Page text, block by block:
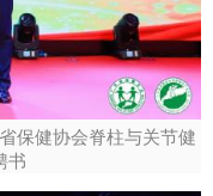
保健协会脊柱与关节健
书